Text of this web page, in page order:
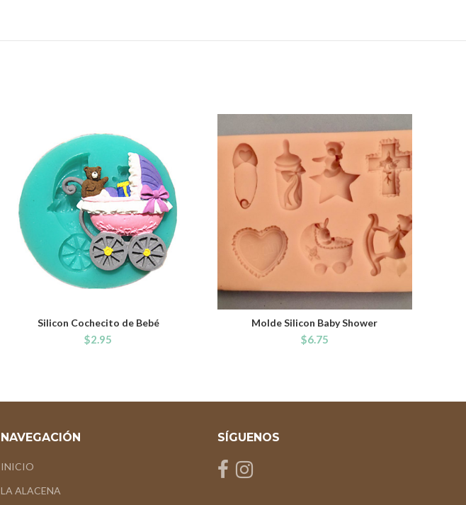
ADD TO CART
Silicon Cochecito de Bebé
$2.95
ADD TO CART
Molde Silicon Baby Shower
$6.75
NAVEGACIÓN
INICIO
LA ALACENA
SÍGUENOS